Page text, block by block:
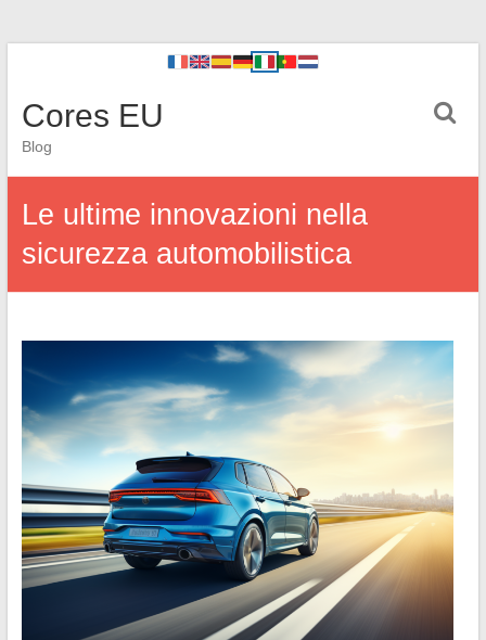
Cores EU
Blog
Le ultime innovazioni nella
sicurezza automobilistica